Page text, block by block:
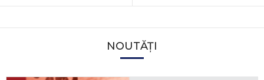
NOUTĂȚI